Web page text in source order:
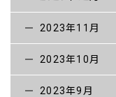
2023年11月
2023年10月
2023年9月